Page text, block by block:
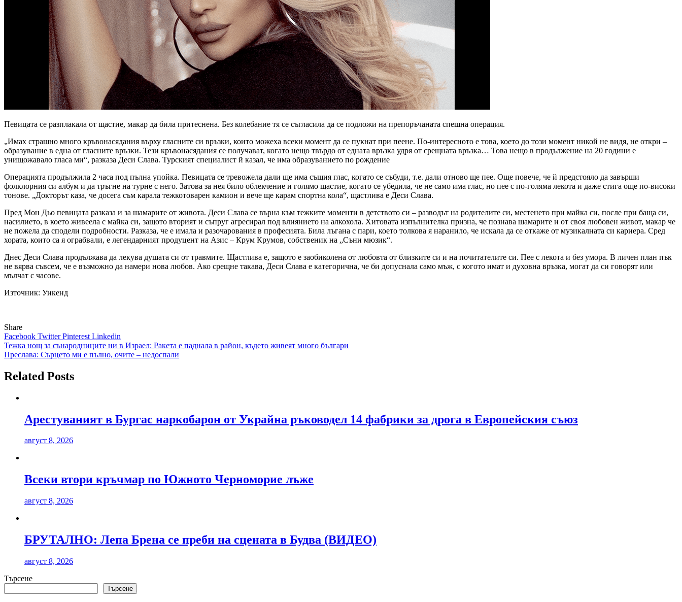
Певицата се разплакала от щастие, макар да била притеснена. Без колебание тя се съгласила да се подложи на препоръчаната спешна операция.
„Имах страшно много кръвонасядания върху гласните си връзки, които можеха всеки момент да се пукнат при пеене. По-интересното е това, което до този момент никой не видя, не откри –
образувание в една от гласните връзки. Тези кръвонасядания се получават, когато нещо твърдо от едната връзка удря от срещната връзка… Това нещо в продължение на 20 години е
унищожавало гласа ми“, разказа Деси Слава. Турският специалист й казал, че има образуванието по рождение
Операцията продължила 2 часа под пълна упойка. Певицата се тревожела дали ще има същия глас, когато се събуди, т.е. дали отново ще пее. Още повече, че й предстояло да завърши
фолклорния си албум и да тръгне на турне с него. Затова за нея било облекчение и голямо щастие, когато се убедила, че не само има глас, но пее с по-голяма лекота и даже стига още по-високи
тонове. „Докторът каза, че досега съм карала тежкотоварен камион и вече ще карам спортна кола“, щастлива е Деси Слава.
Пред Мон Дьо певицата разказа и за шамарите от живота. Деси Слава се върна към тежките моменти в детството си – разводът на родителите си, местенето при майка си, после при баща си,
насилието, в което живеела с майка си, защото вторият и съпруг агресирал под влиянието на алкохола. Хитовата изпълнителка призна, че познава шамарите и от своя любовен живот, макар че
не пожела да сподели подробности. Разказа, че е имала и разочарования в професията. Била лъгана с пари, което толкова я наранило, че искала да се откаже от музикалната си кариера. Сред
хората, които са я ограбвали, е легендарният продуцент на Азис – Крум Крумов, собственик на „Съни мюзик“.
Днес Деси Слава продължава да лекува душата си от травмите. Щастлива е, защото е заобиколена от любовта от близките си и на почитателите си. Пее с лекота и без умора. В личен план пък
не вярва съвсем, че е възможно да намери нова любов. Ако срещне такава, Деси Слава е категорична, че би допуснала само мъж, с когото имат и духовна връзка, могат да си говорят или
мълчат с часове.
Източник: Уикенд
Share
Facebook TwitterPinterest Linkedin
Навигация
Тежка нощ за сънародниците ни в Израел: Ракета е паднала в район, където живеят много българи
Преслава: Сърцето ми е пълно, очите – недоспали
Related Posts
Арестуваният в Бургас наркобарон от Украйна ръководел 14 фабрики за дрога в Европейския съюз
август 8, 2026
Всеки втори кръчмар по Южното Черноморие лъже
август 8, 2026
БРУТАЛНО: Лепа Брена се преби на сцената в Будва (ВИДЕО)
август 8, 2026
Търсене
Търсене